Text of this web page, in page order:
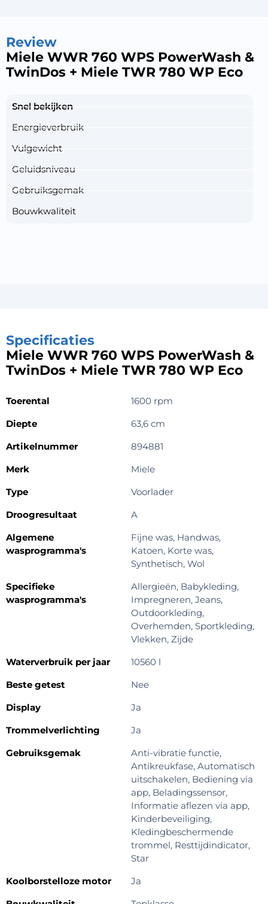
Review
Miele WWR 760 WPS PowerWash &
TwinDos + Miele TWR 780 WP Eco
Snel bekijken
Energieverbruik
Vulgewicht
Geluidsniveau
Gebruiksgemak
Bouwkwaliteit
Specificaties
Miele WWR 760 WPS PowerWash &
TwinDos + Miele TWR 780 WP Eco
Toerental
1600 rpm
Diepte
63,6 cm
Artikelnummer
894881
Merk
Miele
Type
Voorlader
Droogresultaat
A
Algemene
wasprogramma's
Fijne was, Handwas,
Katoen, Korte was,
Synthetisch, Wol
Specifieke
wasprogramma's
Allergieën, Babykleding,
Impregneren, Jeans,
Outdoorkleding,
Overhemden, Sportkleding,
Vlekken, Zijde
Waterverbruik per jaar
10560 l
Beste getest
Nee
Display
Ja
Trommelverlichting
Ja
Gebruiksgemak
Anti-vibratie functie,
Antikreukfase, Automatisch
uitschakelen, Bediening via
app, Beladingssensor,
Informatie aflezen via app,
Kinderbeveiliging,
Kledingbeschermende
trommel, Resttijdindicator,
Star
Koolborstelloze motor
Ja